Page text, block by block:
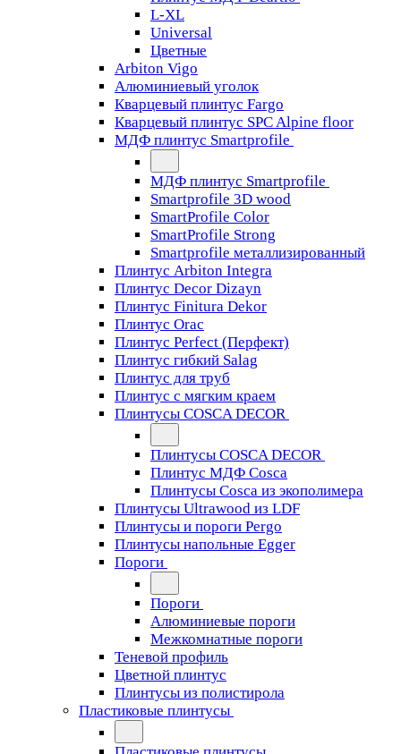
L-XL
Universal
Цветные
Arbiton Vigo
Алюминиевый уголок
Кварцевый плинтус Fargo
Кварцевый плинтус SPC Alpine floor
МДФ плинтус Smartprofile
МДФ плинтус Smartprofile
Smartprofile 3D wood
SmartProfile Color
SmartProfile Strong
Smartprofile металлизированный
Плинтус Arbiton Integra
Плинтус Decor Dizayn
Плинтус Finitura Dekor
Плинтус Orac
Плинтус Perfect (Перфект)
Плинтус гибкий Salag
Плинтус для труб
Плинтус с мягким краем
Плинтусы COSCA DECOR
Плинтусы COSCA DECOR
Плинтус МДФ Cosca
Плинтусы Cosca из экополимера
Плинтусы Ultrawood из LDF
Плинтусы и пороги Pergo
Плинтусы напольные Egger
Пороги
Пороги
Алюминиевые пороги
Межкомнатные пороги
Теневой профиль
Цветной плинтус
Плинтусы из полистирола
Пластиковые плинтусы